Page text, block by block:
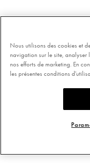
Nous utilisons des cookies et
navigation sur le site, analyser
nos efforts de marketing. En
les présentes conditions